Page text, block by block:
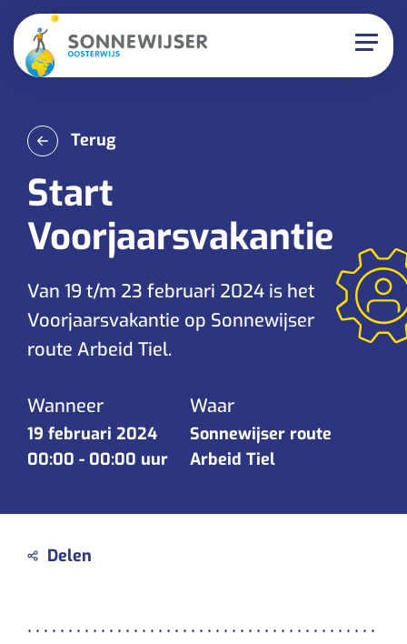
Terug
Start
Voorjaarsvakantie
Van 19 t/m 23 februari 2024 is het
Voorjaarsvakantie op Sonnewijser
route Arbeid Tiel.
Wanneer
19 februari 2024
00:00 - 00:00 uur
Waar
Sonnewijser route
Arbeid Tiel